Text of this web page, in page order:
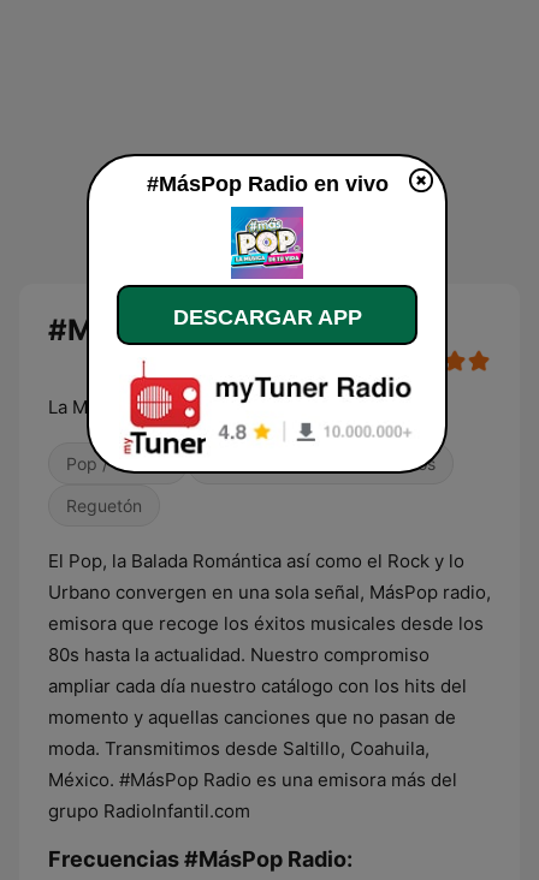
#MásPop Radio en vivo
La Música de Tú Vida
Pop / Top 40 Contemporánea para adultos
Reguetón
El Pop, la Balada Romántica así como el Rock y lo
Urbano convergen en una sola señal, MásPop radio,
emisora que recoge los éxitos musicales desde los
80s hasta la actualidad. Nuestro compromiso
ampliar cada día nuestro catálogo con los hits del
momento y aquellas canciones que no pasan de
moda. Transmitimos desde Saltillo, Coahuila,
México. #MásPop Radio es una emisora más del
grupo RadioInfantil.com
Frecuencias #MásPop Radio:
#MásPop Radio en vivo
DESCARGAR APP